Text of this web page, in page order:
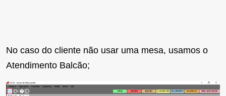
No caso do cliente não usar uma mesa, usamos o
Atendimento Balcão;